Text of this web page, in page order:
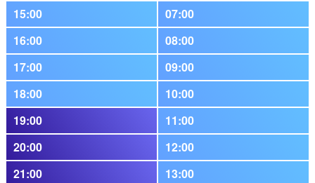
15:00
07:00
16:00
08:00
17:00
09:00
18:00
10:00
19:00
11:00
20:00
12:00
21:00
13:00